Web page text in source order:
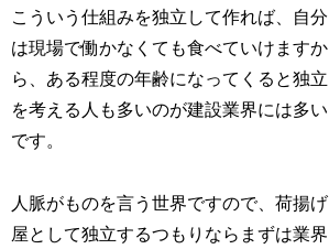
こういう仕組みを独立して作れば、自分
は現場で働かなくても食べていけますか
ら、ある程度の年齢になってくると独立
を考える人も多いのが建設業界には多い
です。
人脈がものを言う世界ですので、荷揚げ
屋として独立するつもりならまずは業界